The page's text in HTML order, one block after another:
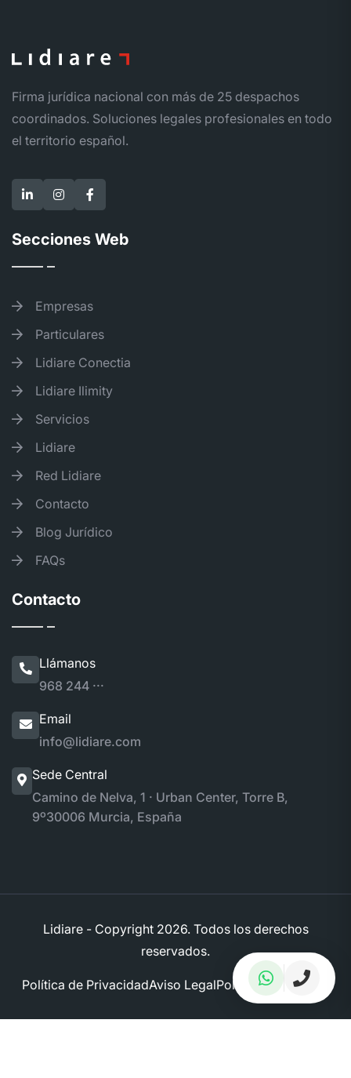
Firma jurídica nacional con más de 25 despachos
coordinados. Soluciones legales profesionales en todo
el territorio español.
Secciones Web
Empresas
Particulares
Lidiare Conectia
Lidiare Ilimity
Servicios
Lidiare
Red Lidiare
Contacto
Blog Jurídico
FAQs
Contacto
Llámanos
968 244 ···
Email
info@lidiare.com
Sede Central
Camino de Nelva, 1 · Urban Center, Torre B,
9º30006 Murcia, España
Lidiare - Copyright 2026. Todos los derechos
reservados.
Política de PrivacidadAviso LegalPolítica de Cookies